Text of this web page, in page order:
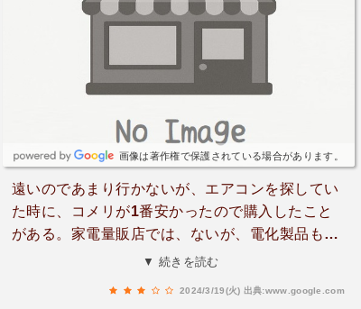
画像は著作権で保護されている場合があります。
遠いのであまり行かないが、エアコンを探してい
た時に、コメリが1番安かったので購入したこと
がある。家電量販店では、ないが、電化製品も置
いてあるので、買い物する時に、値段などあちこ
▼ 続きを読む
2024/3/19(火) 出典:www.google.com